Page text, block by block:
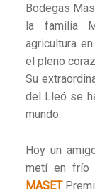
Bodegas
la familia
agricultura
el pleno
Su
del Lleó se
mundo.
Hoy un
metí en frío
MASET